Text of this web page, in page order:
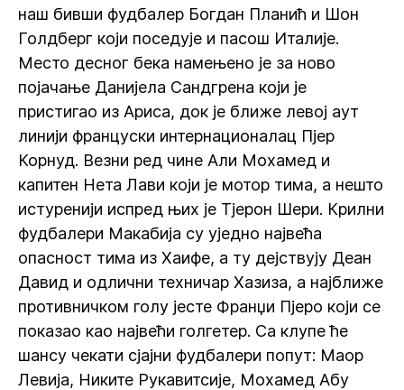
наш бивши фудбалер Богдан Планић и Шон
Голдберг који поседује и пасош Италије.
Место десног бека намењено је за ново
појачање Данијела Сандгрена који је
пристигао из Ариса, док је ближе левој аут
линији француски интернационалац Пјер
Корнуд. Везни ред чине Али Мохамед и
капитен Нета Лави који је мотор тима, а нешто
истуренији испред њих је Тјерон Шери. Крилни
фудбалери Макабија су уједно највећа
опасност тима из Хаифе, а ту дејствују Деан
Давид и одлични техничар Хазиза, а најближе
противничком голу јесте Франџи Пјеро који се
показао као највећи голгетер. Са клупе ће
шансу чекати сјајни фудбалери попут: Маор
Левија, Никите Рукавитсије, Мохамед Абу